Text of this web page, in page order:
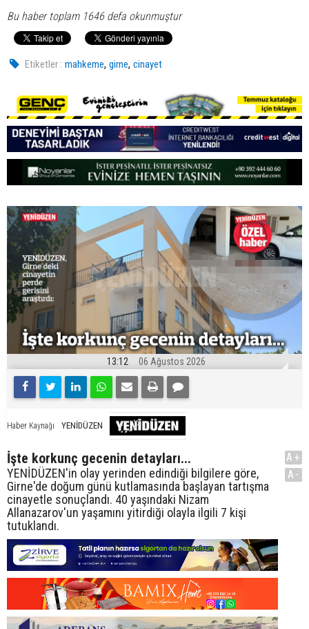
Bu haber toplam 1646 defa okunmuştur
Etiketler : mahkeme,girne,cinayet
13:12 06 Ağustos 2026
Haber Kaynağı YENİDÜZEN
İşte korkunç gecenin detayları...
YENİDÜZEN'in olay yerinden edindiği bilgilere göre,
Girne'de doğum günü kutlamasında başlayan tartışma
cinayetle sonuçlandı. 40 yaşındaki Nizam
Allanazarov'un yaşamını yitirdiği olayla ilgili 7 kişi
tutuklandı.
A+
A-